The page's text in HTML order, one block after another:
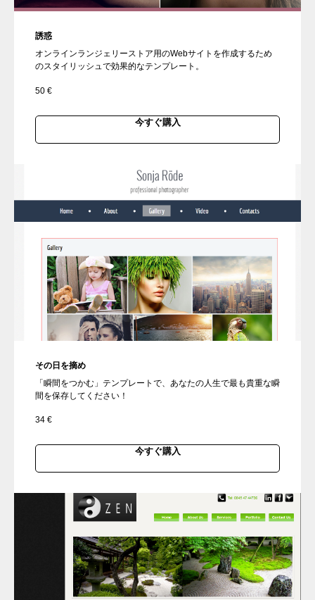
誘惑
オンラインランジェリーストア用のWebサイトを作成するため
のスタイリッシュで効果的なテンプレート。
50 €
今すぐ購入
その日を摘め
「瞬間をつかむ」テンプレートで、あなたの人生で最も貴重な瞬
間を保存してください！
34 €
今すぐ購入